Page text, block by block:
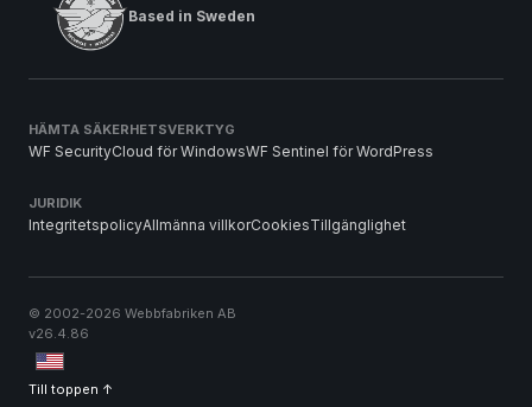
Based in Sweden
HÄMTA SÄKERHETSVERKTYG
WF SecurityCloud för WindowsWF Sentinel för WordPress
JURIDIK
IntegritetspolicyAllmänna villkorCookiesTillgänglighet
© 2002-2026 Webbfabriken AB
v26.4.86
Till toppen ↑